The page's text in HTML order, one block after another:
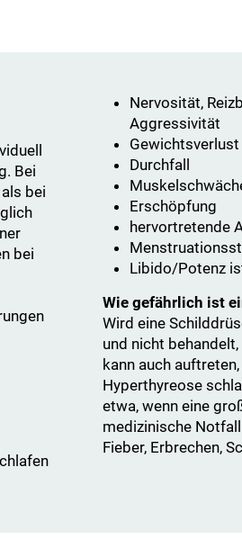
Bei
bei
bei
Nervosität,
Aggressivität
Durchfall
Erschöpfung
hervortretende
Libido/Potenz
Wie gefährlich ist
Wird eine
und nicht
kann auch
Hyperthyreose
etwa, wenn eine
medizinische
Fieber, Erbrechen,